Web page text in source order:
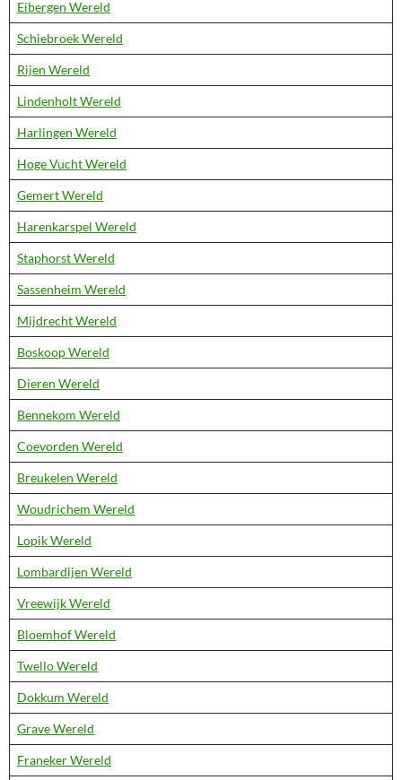
Eibergen Wereld
Schiebroek Wereld
Rijen Wereld
Lindenholt Wereld
Harlingen Wereld
Hoge Vucht Wereld
Gemert Wereld
Harenkarspel Wereld
Staphorst Wereld
Sassenheim Wereld
Mijdrecht Wereld
Boskoop Wereld
Dieren Wereld
Bennekom Wereld
Coevorden Wereld
Breukelen Wereld
Woudrichem Wereld
Lopik Wereld
Lombardijen Wereld
Vreewijk Wereld
Bloemhof Wereld
Twello Wereld
Dokkum Wereld
Grave Wereld
Franeker Wereld